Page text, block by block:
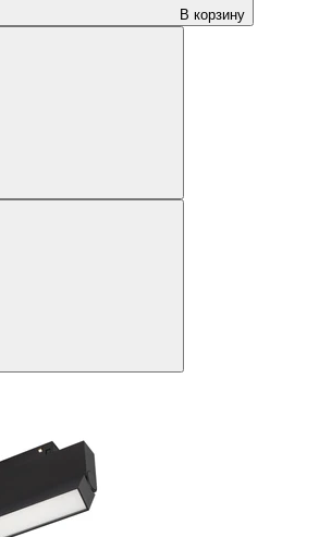
В корзину